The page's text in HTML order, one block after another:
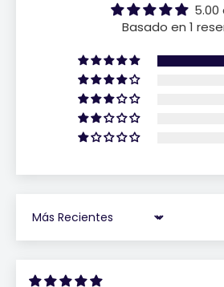
5.00
Basado en 1
Sort by